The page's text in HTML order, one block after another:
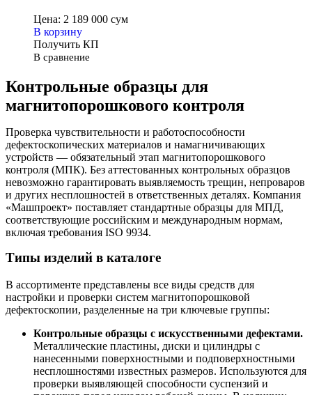
Цена: 2 189 000 сум
В корзину
Получить КП
В сравнение
Контрольные образцы для
магнитопорошкового контроля
Проверка чувствительности и работоспособности
дефектоскопических материалов и намагничивающих
устройств — обязательный этап магнитопорошкового
контроля (МПК). Без аттестованных контрольных образцов
невозможно гарантировать выявляемость трещин, непроваров
и других несплошностей в ответственных деталях. Компания
«Машпроект» поставляет стандартные образцы для МПД,
соответствующие российским и международным нормам,
включая требования ISO 9934.
Типы изделий в каталоге
В ассортименте представлены все виды средств для
настройки и проверки систем магнитопорошковой
дефектоскопии, разделенные на три ключевые группы:
Контрольные образцы с искусственными дефектами.
Металлические пластины, диски и цилиндры с
нанесенными поверхностными и подповерхностными
несплошностями известных размеров. Используются для
проверки выявляющей способности суспензий и